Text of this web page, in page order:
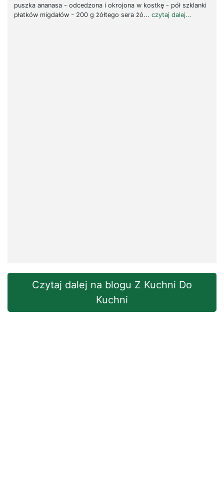
puszka ananasa - odcedzona i okrojona w kostkę - pół szklanki
płatków migdałów - 200 g żółtego sera żó... czytaj dalej...
Czytaj dalej na blogu Z Kuchni Do
Kuchni